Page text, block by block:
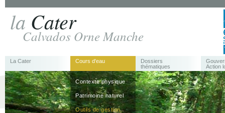
la Cater
Calvados Orne Manche
La Cater Cours d'eau
Contexte physique
Patrimoine naturel
Outils de gestion
Dossiers
thématiques
Action